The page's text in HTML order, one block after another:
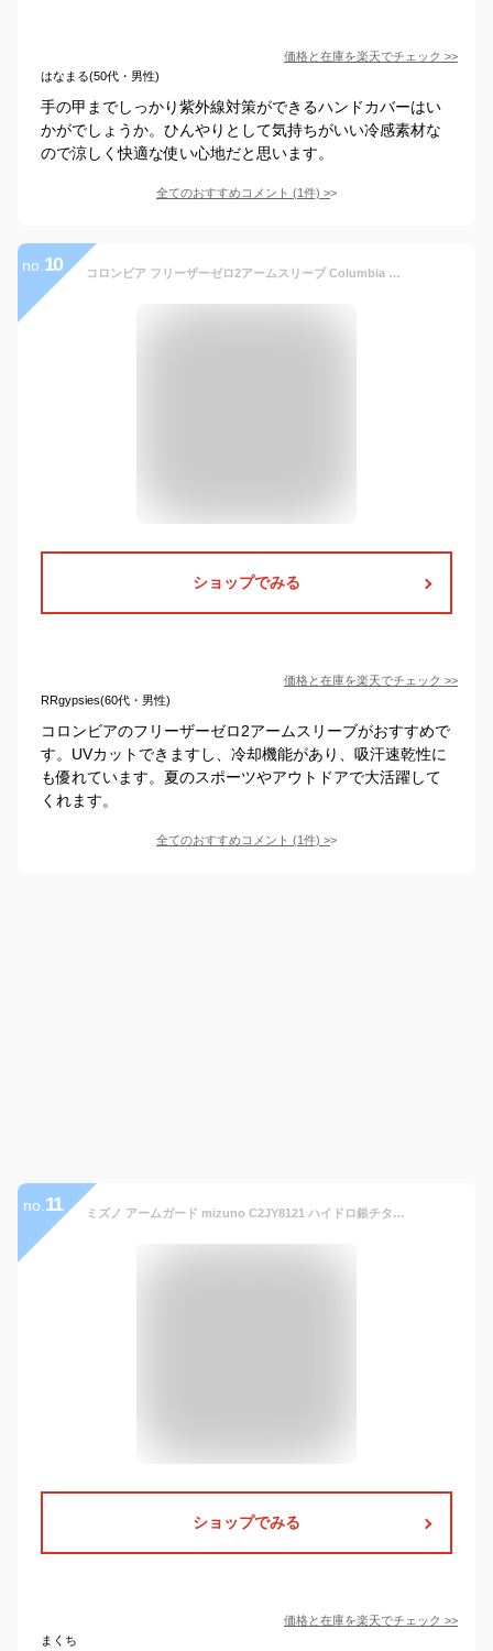
価格と在庫を楽天でチェック >>
はなまる(50代・男性)
手の甲までしっかり紫外線対策ができるハンドカバーはい
かがでしょうか。ひんやりとして気持ちがいい冷感素材な
ので涼しく快適な使い心地だと思います。
全てのおすすめコメント (1件) >
no. 10 コロンビア フリーザーゼロ2アームスリーブ Columbia FREEZER ZERO2 ARM SLEEVES CU1100 手細 アームカバー UV 紫外線対策 夏のアイテム キャンプ アウトドア フェス 【正規品】
ショップでみる
価格と在庫を楽天でチェック >>
RRgypsies(60代・男性)
コロンビアのフリーザーゼロ2アームスリーブがおすすめで
す。UVカットできますし、冷却機能があり、吸汗速乾性に
も優れています。夏のスポーツやアウトドアで大活躍して
くれます。
全てのおすすめコメント (1件) >
no. 11 ミズノ アームガード mizuno C2JY8121 ハイドロ銀チタン UVカット 日焼け止め 消臭 花粉 ブラック ホワイト ユニセックス メンズ ヤマト運輸ネコポス発送
ショップでみる
価格と在庫を楽天でチェック >>
まくち